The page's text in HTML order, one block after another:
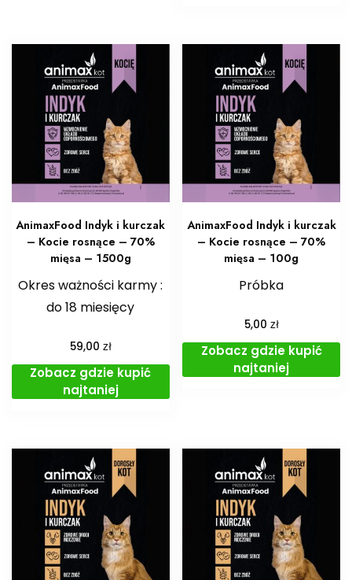
AnimaxFood Indyk i kurczak
– Kocie rosnące – 70%
mięsa – 1500g
Okres ważności karmy :
do 18 miesięcy
59,00 zł
Zobacz gdzie kupić
najtaniej
AnimaxFood Indyk i kurczak
– Kocie rosnące – 70%
mięsa – 100g
Próbka
5,00 zł
Zobacz gdzie kupić
najtaniej